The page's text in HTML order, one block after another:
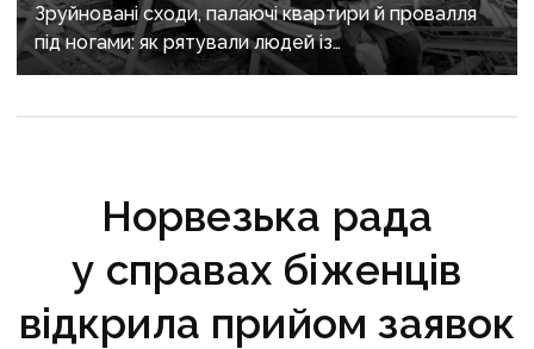
Зруйновані сходи, палаючі квартири й провалля
під ногами: як рятували людей із
багатоповерхівки в Краматорську
Норвезька рада
у справах біженців
відкрила прийом заявок